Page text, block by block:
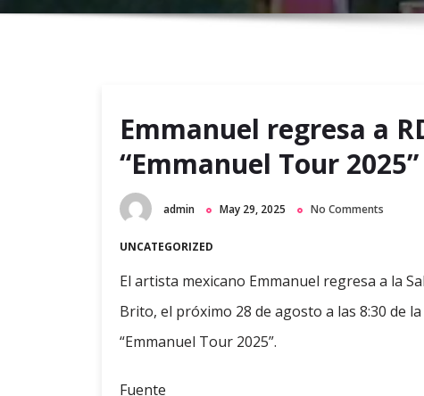
Emmanuel regresa a
“Emmanuel Tour 2025”
admin May 29, 2025 No Comments
UNCATEGORIZED
El artista mexicano Emmanuel regresa a la
Brito, el próximo 28 de agosto a las 8:30 de
“Emmanuel Tour 2025”.
Fuente